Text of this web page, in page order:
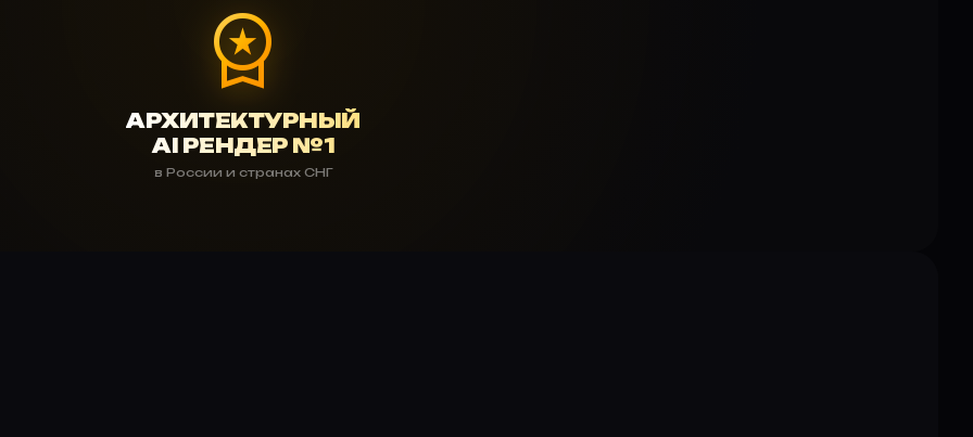
workspace_premium
АРХИТЕКТУРНЫЙ
AI РЕНДЕР №1
в России и странах СНГ